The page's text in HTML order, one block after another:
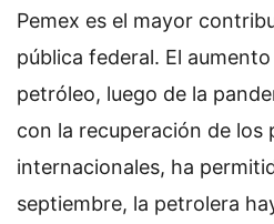
Pemex es el mayor
pública federal. El
petróleo, luego de la
con la recuperación de los
internacionales, ha
septiembre, la petrolera